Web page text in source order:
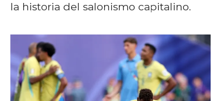
la historia del salonismo capitalino.